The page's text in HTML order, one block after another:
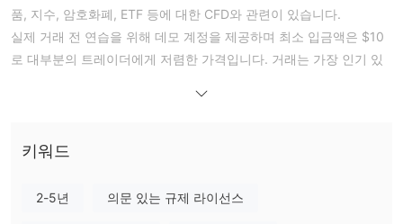
품, 지수, 암호화폐, ETF 등에 대한 CFD와 관련이 있습니다.
실제 거래 전 연습을 위해 데모 계정을 제공하며 최소 입금액은 $10
로 대부분의 트레이더에게 저렴한 가격입니다. 거래는 가장 인기 있
공식 당국에 의해 잘 규제되지
뢰성을 저하시킵니다.
키워드
2-5년 의문 있는 규제 라이선스